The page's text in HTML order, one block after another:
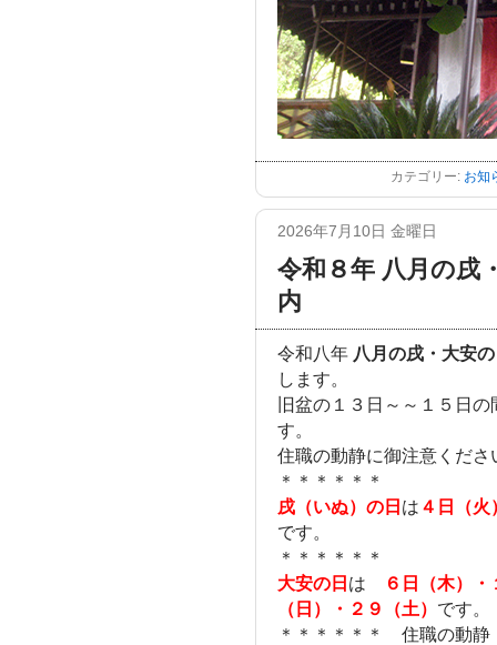
カテゴリー: お知
2026年7月10日 金曜日
令和８年 八月の戌
内
令和八年 八月の戌・大安
します。
旧盆の１３日～～１５日
す。
住職の動静に御注意くださ
＊＊＊＊＊＊
戌（いぬ）の日 は ４日（
です。
＊＊＊＊＊＊
大安の日 は
６日（木）
（日）・２９（土） です。
＊＊＊＊＊＊ 住職の動